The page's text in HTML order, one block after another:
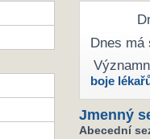
Dnes má
boje
Jmenný
Abecední